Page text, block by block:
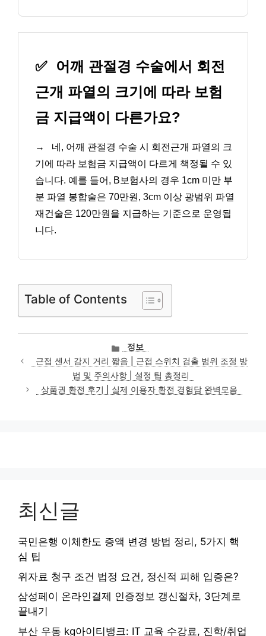
✅
어깨 관절경 수술에서 회전
근개 파열의 크기에 따라 보험
금 지급액이 다른가요?
→
네, 어깨 관절경 수술 시 회전근개 파열의 크
기에 따라 보험금 지급액이 다르게 책정될 수 있
습니다. 예를 들어, B보험사의 경우 1cm 미만 부
분 파열 봉합술은 70만원, 3cm 이상 광범위 파열
재건술은 120만원을 지급하는 기준으로 운영됩
니다.
Table of Contents
카
테
고
리
정보
근접 센서 감지 거리 짧음 | 근접 스위치 검출 범위 조정 방
법 및 주의사항 | 설정 팁 총정리
상품권 환전 후기 | 실제 이용자 환전 경험담 완벽모음
최신글
국민은행 이체한도 증액 변경 방법 정리, 5가지 핵
심 팁
위자료 청구 조건 법정 요건, 정신적 피해 입증은?
삼성페이 온라인결제 인증정보 갱신절차, 3단계로
끝내기
부산 우동 kg아이티뱅크: IT 교육 수강료, 진학/취업